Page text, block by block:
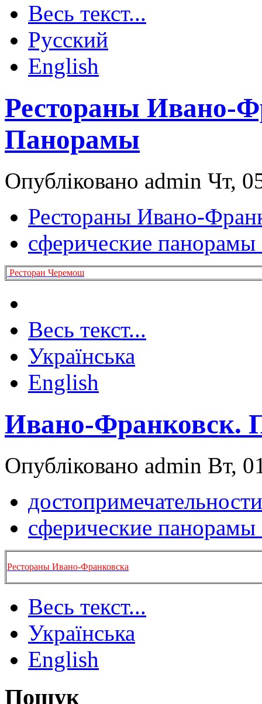
Весь текст...
Русский
English
Рестораны Ивано-
Панорамы
Опубліковано admin Чт,
Рестораны Ивано-
сферические
Ресторан Черемош
Весь текст...
Українська
English
Ивано-Франковск.
Опубліковано admin Вт,
сферические
Рестораны Ивано-Франковска
Весь текст...
Українська
English
Пошук